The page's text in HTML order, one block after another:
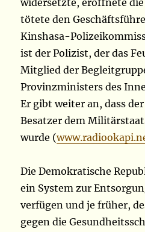
widersetzte, eröffnete
tötete den
Kinshasa-
ist der Polizist, der das
Mitglied der
Provinzministers des
Er gibt weiter an, dass
Besatzer dem
wurde (
Die Demokratische
ein System zur
verfügen und je früher,
gegen die